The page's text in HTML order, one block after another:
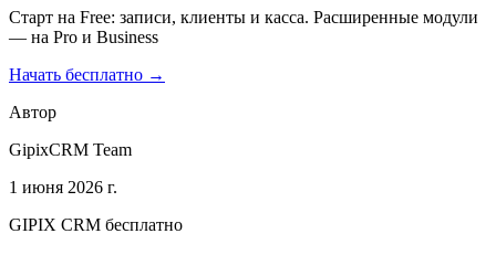
Старт на Free: записи, клиенты и касса. Расширенные модули
— на Pro и Business
Начать бесплатно →
Автор
GipixCRM Team
1 июня 2026 г.
GIPIX CRM бесплатно